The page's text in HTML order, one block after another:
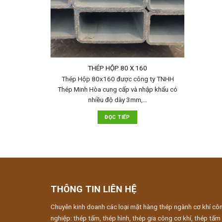
THÉP HỘP 80 X 160
Thép Hộp 80x160 được công ty TNHH
Thép Minh Hòa cung cấp và nhập khẩu có
nhiều độ dày 3mm,…
ĐỌC TIẾP
THÔNG TIN LIÊN HỆ
Chuyên kinh doanh các loại mặt hàng thép ngành cơ khí
nghiệp: thép tấm, thép hình, thép gia công cơ khí, thép tấm